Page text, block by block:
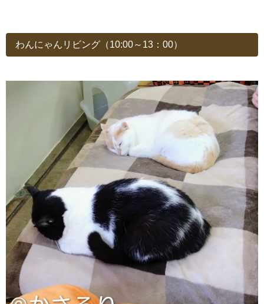
わんにゃんリビング（10:00～13：00）